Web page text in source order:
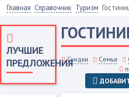
Главная Справочник Туризм
ЛУЧШИЕ
ПРЕДЛОЖЕНИЯСкидки Семья